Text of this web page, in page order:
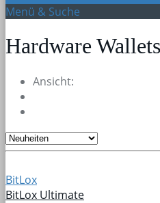
Menü & Suche
Hardware
Ansicht:
BitLox
BitLox Ultimate